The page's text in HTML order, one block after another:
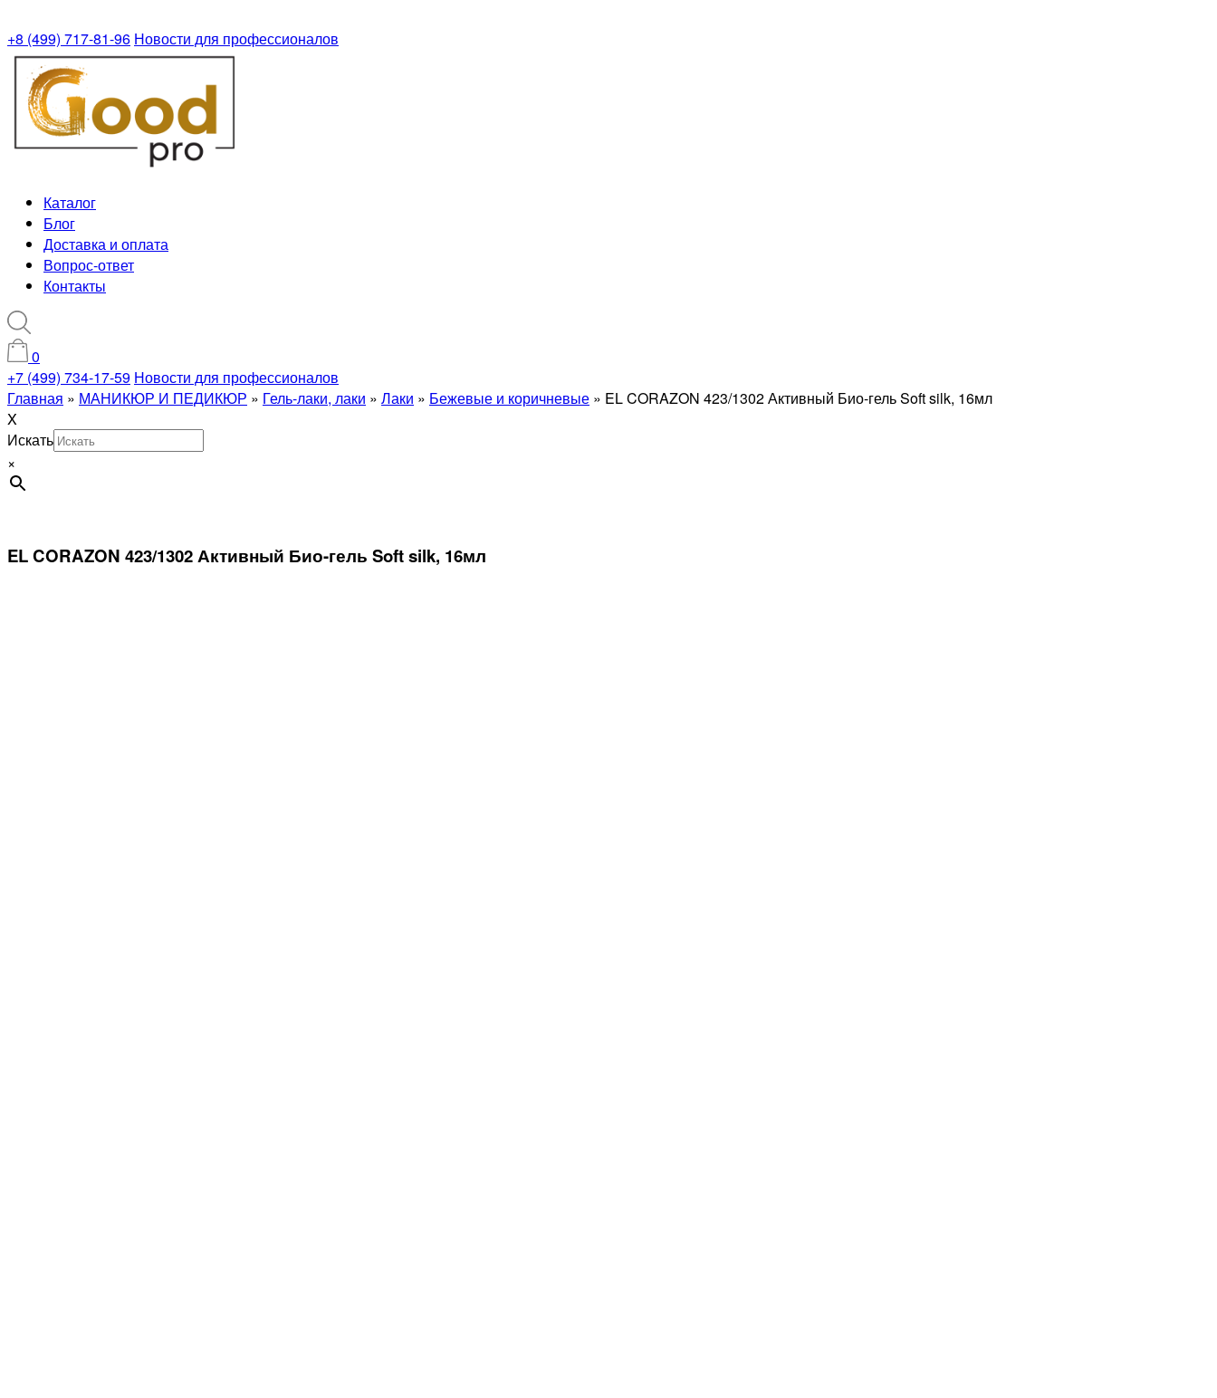
+8 (499) 717-81-96 Новости для профессионалов
Каталог
Блог
Доставка и оплата
Вопрос-ответ
Контакты
0
+7 (499) 734-17-59 Новости для профессионалов
Главная » МАНИКЮР И ПЕДИКЮР » Гель-лаки, лаки » Лаки » Бежевые и коричневые » EL CORAZON 423/1302 Активный Био-гель Soft silk, 16мл
X
Искать
×
EL CORAZON 423/1302 Активный Био-гель Soft silk, 16мл